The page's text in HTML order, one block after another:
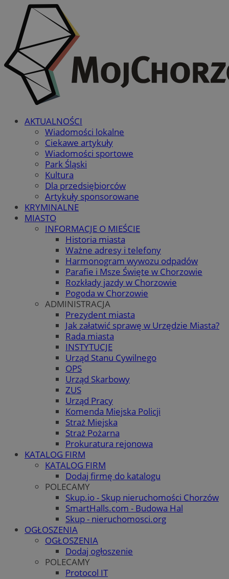
AKTUALNOŚCI
Wiadomości lokalne
Ciekawe artykuły
Wiadomości sportowe
Park Śląski
Kultura
Dla przedsiębiorców
Artykuły sponsorowane
KRYMINALNE
MIASTO
INFORMACJE O MIEŚCIE
Historia miasta
Ważne adresy i telefony
Harmonogram wywozu odpadów
Parafie i Msze Święte w Chorzowie
Rozkłady jazdy w Chorzowie
Pogoda w Chorzowie
ADMINISTRACJA
Prezydent miasta
Jak załatwić sprawę w Urzędzie Miasta?
Rada miasta
INSTYTUCJE
Urząd Stanu Cywilnego
OPS
Urząd Skarbowy
ZUS
Urząd Pracy
Komenda Miejska Policji
Straż Miejska
Straż Pożarna
Prokuratura rejonowa
KATALOG FIRM
KATALOG FIRM
Dodaj firmę do katalogu
POLECAMY
Skup.io - Skup nieruchomości Chorzów
SmartHalls.com - Budowa Hal
Skup - nieruchomosci.org
OGŁOSZENIA
OGŁOSZENIA
Dodaj ogłoszenie
POLECAMY
Protocol IT